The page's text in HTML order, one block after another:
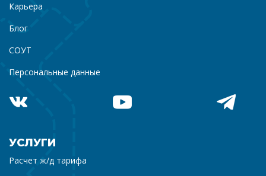
Карьера
Блог
СОУТ
Персональные данные
УСЛУГИ
Расчет ж/д тарифа